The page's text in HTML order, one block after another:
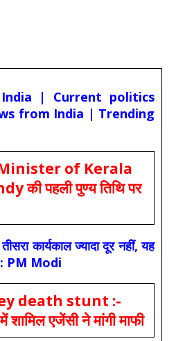
| Current politics
from India | Trending
of Kerala
की पहली पुण्य तिथि पर
कार्यकाल ज्यादा दूर नहीं, यह
PM Modi
death stunt :-
शामिल एजेंसी ने मांगी माफी